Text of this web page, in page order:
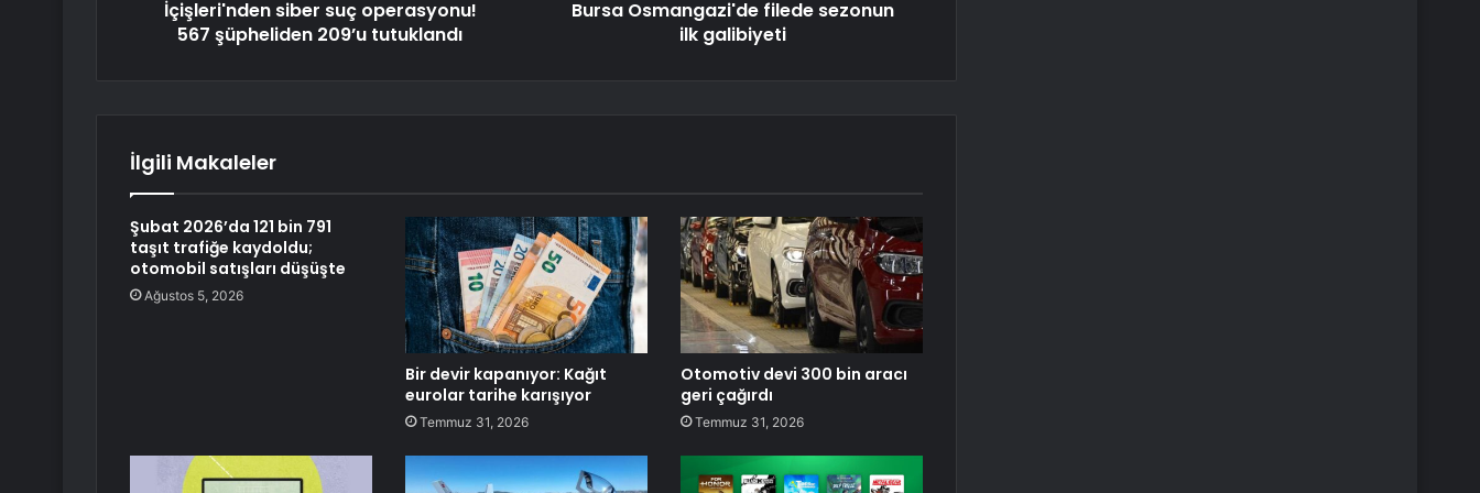
İçişleri'nden siber suç operasyonu!
567 şüpheliden 209’u tutuklandı
Bursa Osmangazi'de filede sezonun
ilk galibiyeti
İlgili Makaleler
Şubat 2026’da 121 bin 791
taşıt trafiğe kaydoldu;
otomobil satışları düşüşte
Ağustos 5, 2026
Bir devir kapanıyor: Kağıt
eurolar tarihe karışıyor
Temmuz 31, 2026
Otomotiv devi 300 bin aracı
geri çağırdı
Temmuz 31, 2026